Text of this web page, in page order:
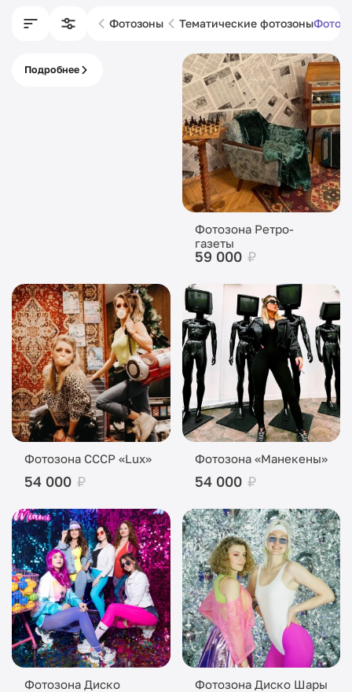
Фотозоны Тематические фотозоны
Подробнее
Фотозона Ретро-
газеты
59 000 ₽
Фотозона СССР «Lux»
54 000 ₽
Фотозона «Манекены»
54 000 ₽
Фотозона Диско Фотозона Диско Шары